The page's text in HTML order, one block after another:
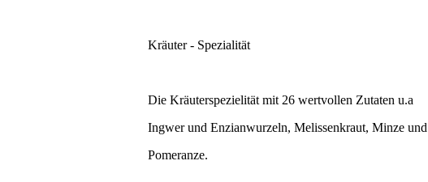
Kräuter - Spezialität
Die Kräuterspezielität mit 26 wertvollen Zutaten u.a
Ingwer und Enzianwurzeln, Melissenkraut, Minze und
Pomeranze.